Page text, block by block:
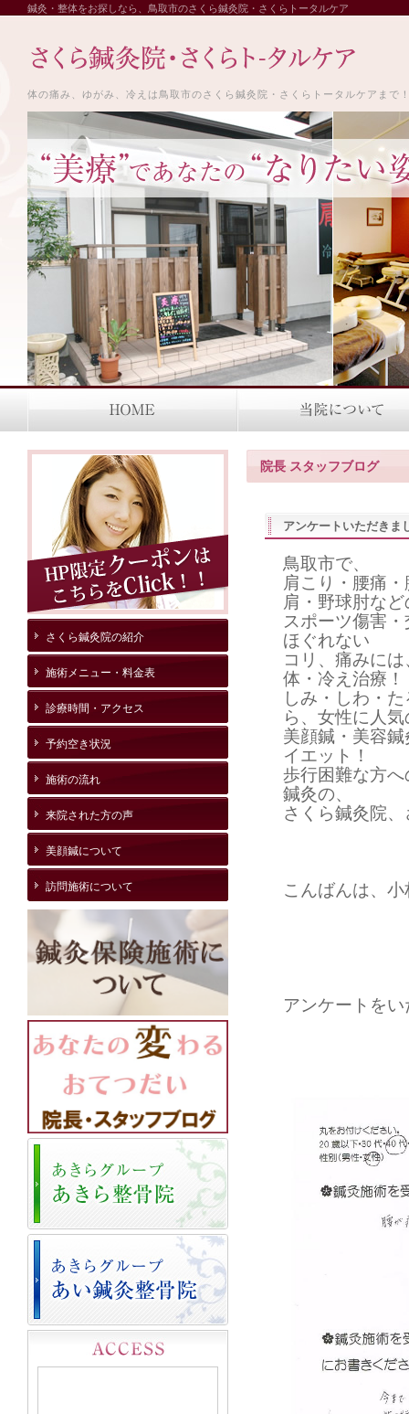
鍼灸・整体をお探しなら、鳥取市のさくら鍼灸院・さくらトータルケア
体の痛み、ゆがみ、冷えは鳥取市のさくら鍼灸院・さくらトータルケアまで
院長 スタッフブログ
アンケートいただきま
鳥取市で、
肩こり・腰痛
肩・野球肘など
スポーツ傷害
ほぐれない
コリ、痛みに
体・冷え治療！
しみ・しわ・
ら、女性に人気
美顔鍼・美容
イエット！
歩行困難な方
鍼灸の、
さくら鍼灸院
こんばんは、
アンケートを
さくら鍼灸院の紹介
施術メニュー・料金表
診療時間・アクセス
予約空き状況
施術の流れ
来院された方の声
美顔鍼について
訪問施術について